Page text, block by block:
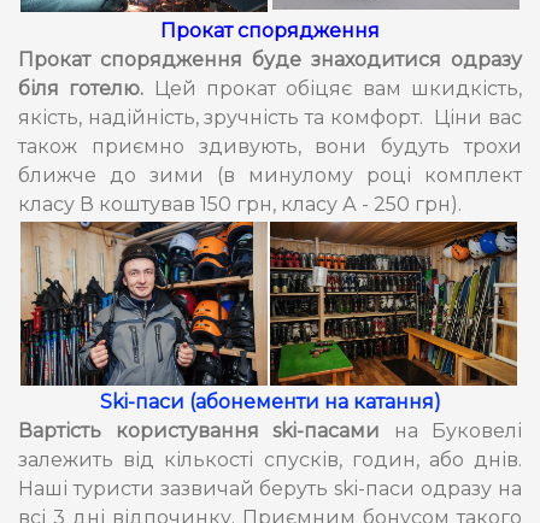
Прокат спорядження
Прокат спорядження буде знаходитися одразу
біля готелю. Цей прокат обіцяє вам шкидкість,
якість, надійність, зручність та комфорт. Ціни вас
також приємно здивують, вони будуть трохи
ближче до зими (в минулому році комплект
класу В коштував 150 грн, класу А - 250 грн).
Ski-паси (абонементи на катання)
Вартість користування ski-пасами на Буковелі
залежить від кількості спусків, годин, або днів.
Наші туристи зазвичай беруть ski-паси одразу на
всі 3 дні відпочинку. Приємним бонусом такого